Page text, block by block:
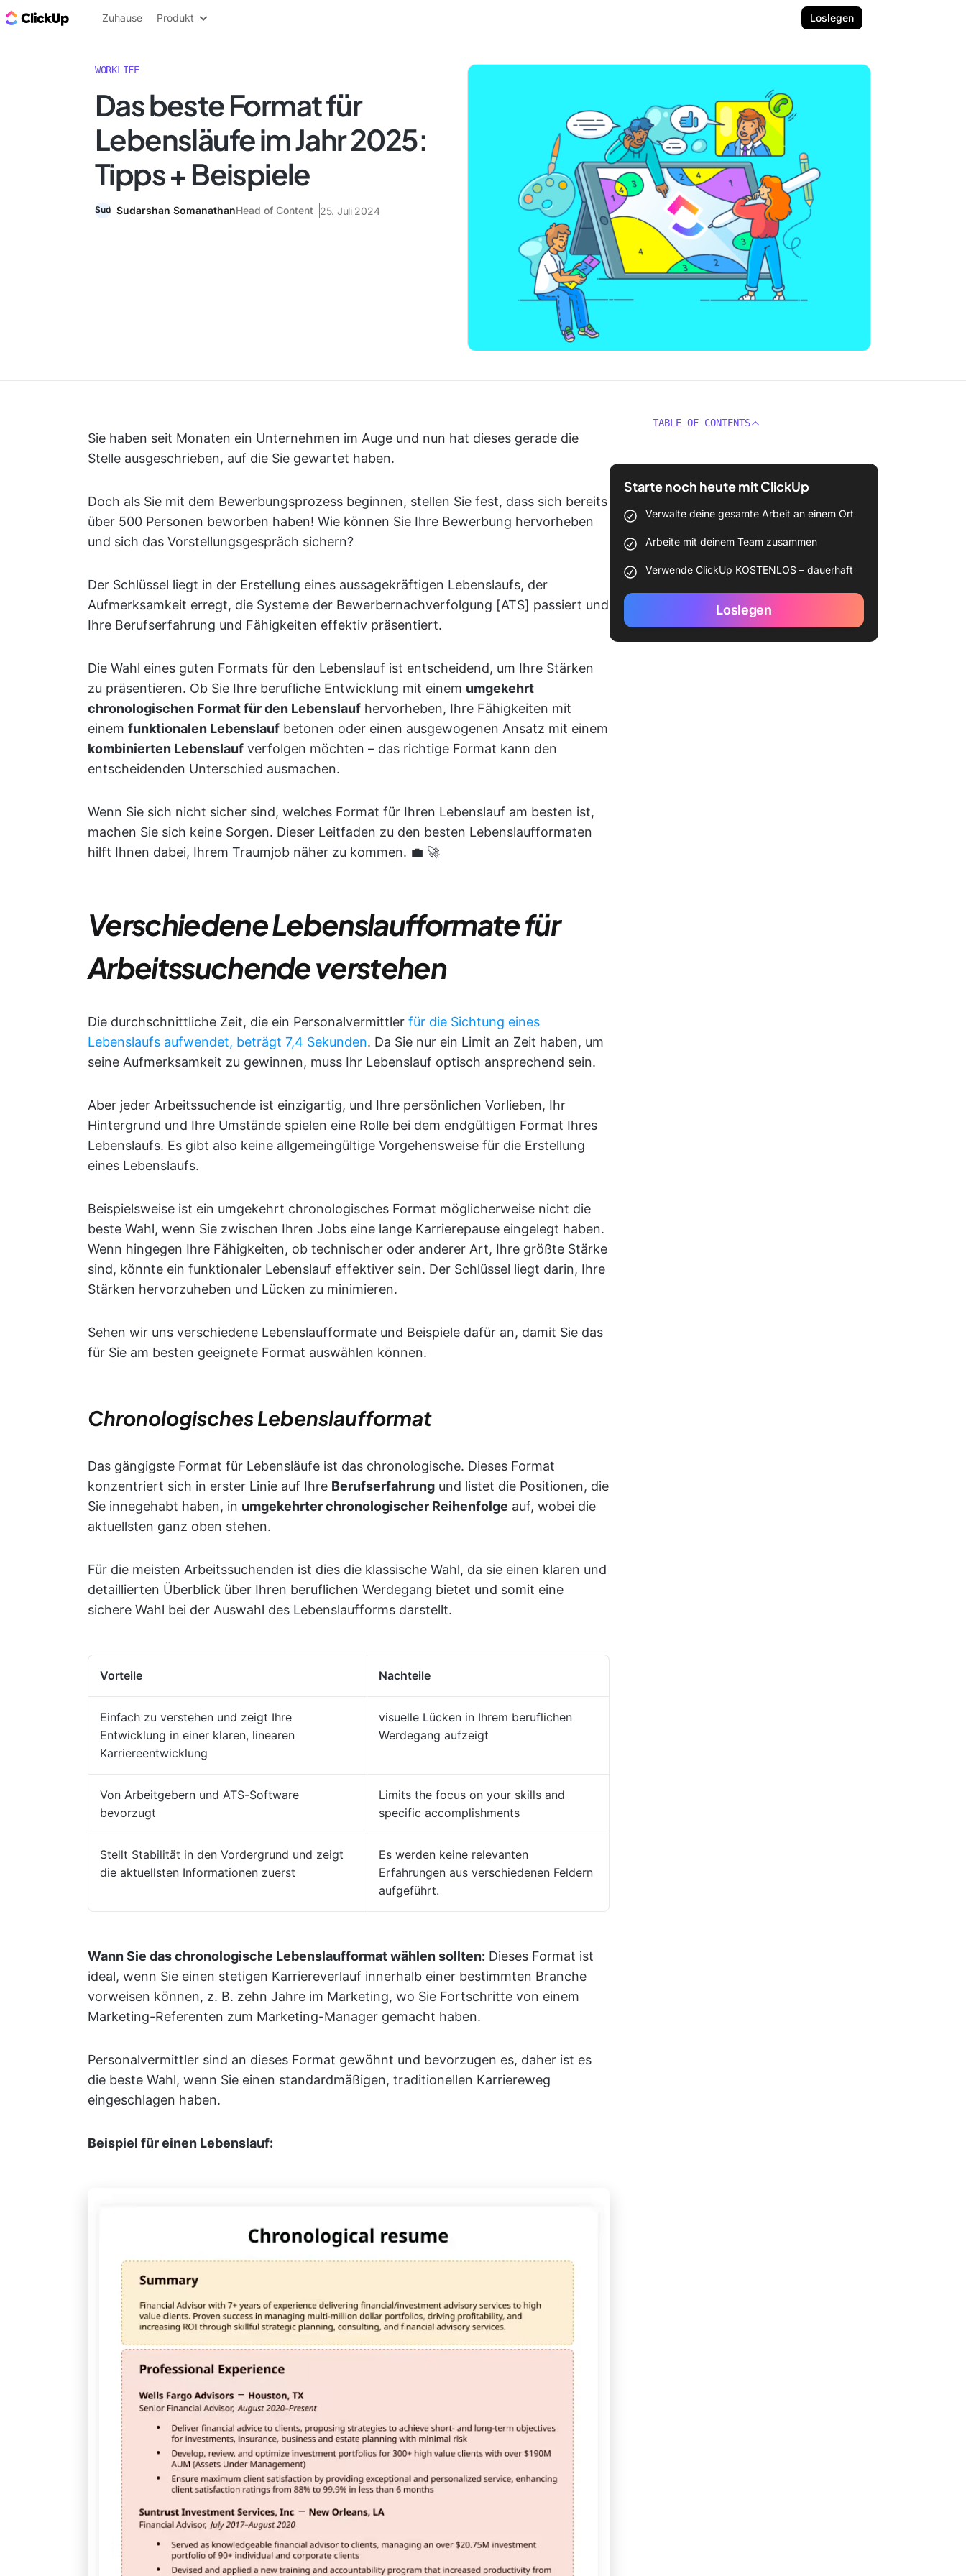
ClickUp Blog
Zuhause Produkt Loslegen
WORKLIFE
Das beste Format für
Lebensläufe im Jahr 2025:
Tipps + Beispiele
Sudarshan SomanathanHead of Content 25. Juli 2024
Sie haben seit Monaten ein Unternehmen im Auge und nun hat dieses gerade die
Stelle ausgeschrieben, auf die Sie gewartet haben.
Doch als Sie mit dem Bewerbungsprozess beginnen, stellen Sie fest, dass sich bereits
über 500 Personen beworben haben! Wie können Sie Ihre Bewerbung hervorheben
und sich das Vorstellungsgespräch sichern?
Der Schlüssel liegt in der Erstellung eines aussagekräftigen Lebenslaufs, der
Aufmerksamkeit erregt, die Systeme der Bewerbernachverfolgung [ATS] passiert und
Ihre Berufserfahrung und Fähigkeiten effektiv präsentiert.
Die Wahl eines guten Formats für den Lebenslauf ist entscheidend, um Ihre Stärken
zu präsentieren. Ob Sie Ihre berufliche Entwicklung mit einem umgekehrt
chronologischen Format für den Lebenslauf hervorheben, Ihre Fähigkeiten mit
einem funktionalen Lebenslauf betonen oder einen ausgewogenen Ansatz mit einem
kombinierten Lebenslauf verfolgen möchten – das richtige Format kann den
entscheidenden Unterschied ausmachen.
Wenn Sie sich nicht sicher sind, welches Format für Ihren Lebenslauf am besten ist,
machen Sie sich keine Sorgen. Dieser Leitfaden zu den besten Lebenslaufformaten
hilft Ihnen dabei, Ihrem Traumjob näher zu kommen. 💼 🚀
Verschiedene Lebenslaufformate für
Arbeitssuchende verstehen
Die durchschnittliche Zeit, die ein Personalvermittler für die Sichtung eines
Lebenslaufs aufwendet, beträgt 7,4 Sekunden. Da Sie nur ein Limit an Zeit haben, um
seine Aufmerksamkeit zu gewinnen, muss Ihr Lebenslauf optisch ansprechend sein.
Aber jeder Arbeitssuchende ist einzigartig, und Ihre persönlichen Vorlieben, Ihr
Hintergrund und Ihre Umstände spielen eine Rolle bei dem endgültigen Format Ihres
Lebenslaufs. Es gibt also keine allgemeingültige Vorgehensweise für die Erstellung
eines Lebenslaufs.
Beispielsweise ist ein umgekehrt chronologisches Format möglicherweise nicht die
beste Wahl, wenn Sie zwischen Ihren Jobs eine lange Karrierepause eingelegt haben.
Wenn hingegen Ihre Fähigkeiten, ob technischer oder anderer Art, Ihre größte Stärke
sind, könnte ein funktionaler Lebenslauf effektiver sein. Der Schlüssel liegt darin, Ihre
Stärken hervorzuheben und Lücken zu minimieren.
Sehen wir uns verschiedene Lebenslaufformate und Beispiele dafür an, damit Sie das
für Sie am besten geeignete Format auswählen können.
Chronologisches Lebenslaufformat
Das gängigste Format für Lebensläufe ist das chronologische. Dieses Format
konzentriert sich in erster Linie auf Ihre Berufserfahrung und listet die Positionen, die
Sie innegehabt haben, in umgekehrter chronologischer Reihenfolge auf, wobei die
aktuellsten ganz oben stehen.
Für die meisten Arbeitssuchenden ist dies die klassische Wahl, da sie einen klaren und
detaillierten Überblick über Ihren beruflichen Werdegang bietet und somit eine
sichere Wahl bei der Auswahl des Lebenslaufforms darstellt.
Vorteile Nachteile
Einfach zu verstehen und zeigt Ihre
Entwicklung in einer klaren, linearen
Karriereentwicklung
visuelle Lücken in Ihrem beruflichen
Werdegang aufzeigt
Von Arbeitgebern und ATS-Software
bevorzugt
Limits the focus on your skills and
specific accomplishments
Stellt Stabilität in den Vordergrund und zeigt
die aktuellsten Informationen zuerst
Es werden keine relevanten
Erfahrungen aus verschiedenen Feldern
aufgeführt.
Wann Sie das chronologische Lebenslaufformat wählen sollten: Dieses Format ist
ideal, wenn Sie einen stetigen Karriereverlauf innerhalb einer bestimmten Branche
vorweisen können, z. B. zehn Jahre im Marketing, wo Sie Fortschritte von einem
Marketing-Referenten zum Marketing-Manager gemacht haben.
Personalvermittler sind an dieses Format gewöhnt und bevorzugen es, daher ist es
die beste Wahl, wenn Sie einen standardmäßigen, traditionellen Karriereweg
eingeschlagen haben.
Beispiel für einen Lebenslauf:
TABLE OF CONTENTS
Starte noch heute mit ClickUp
Verwalte deine gesamte Arbeit an einem Ort
Arbeite mit deinem Team zusammen
Verwende ClickUp KOSTENLOS – dauerhaft
Loslegen